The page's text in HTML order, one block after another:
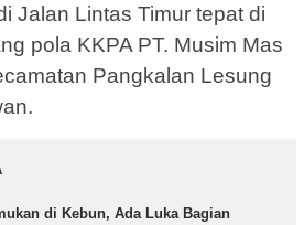
Jalan Lintas Timur tepat di
pola KKPA PT. Musim Mas
Pangkalan Lesung
di Kebun, Ada Luka Bagian